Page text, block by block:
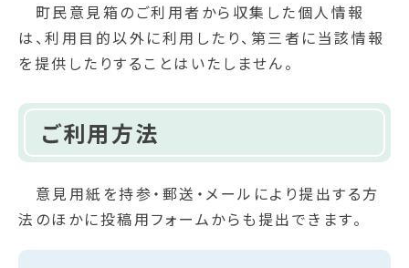
町民意見箱のご利用者から収集した個人情報
は、利用目的以外に利用したり、第三者に当該情報
を提供したりすることはいたしません。
ご利用方法
意見用紙を持参・郵送・メールにより提出する方
法のほかに投稿用フォームからも提出できます。